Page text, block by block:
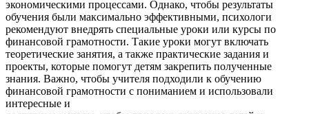
экономическими процессами. Однако, чтобы результаты
обучения были максимально эффективными, психологи
рекомендуют внедрять специальные уроки или курсы по
финансовой грамотности. Такие уроки могут включать
теоретические занятия, а также практические задания и
проекты, которые помогут детям закрепить полученные
знания. Важно, чтобы учителя подходили к обучению
финансовой грамотности с пониманием и использовали
интересные и